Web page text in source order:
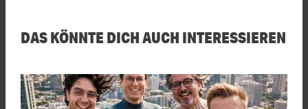
DAS KÖNNTE DICH AUCH INTERESSIEREN